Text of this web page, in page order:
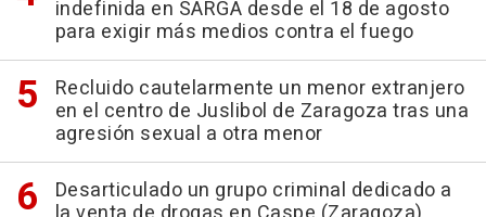
indefinida en SARGA desde el 18 de agosto
para exigir más medios contra el fuego
Recluido cautelarmente un menor extranjero
en el centro de Juslibol de Zaragoza tras una
agresión sexual a otra menor
Desarticulado un grupo criminal dedicado a